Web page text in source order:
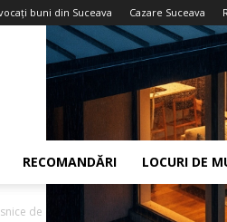
buni din Suceava Cazare Suceava
RECOMANDĂRI LOCURI DE
de calitate pentru bucătăria ta?